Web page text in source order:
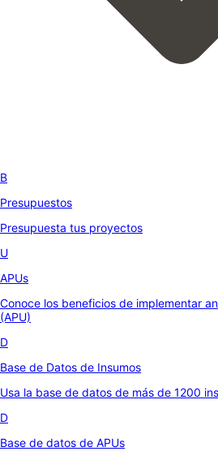
B
Presupuestos
Presupuesta tus proyectos
U
APUs
Conoce los beneficios de implementar
(APU)
D
Base de Datos de Insumos
Usa la base de datos de más de 1200
D
Base de datos de APUs